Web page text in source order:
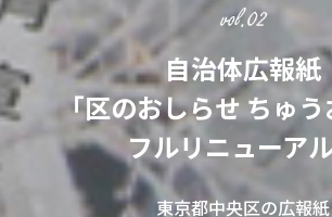
自治体広報紙
「区のおしらせ ちゅ
フルリニューアル
東京都中央区の広報紙